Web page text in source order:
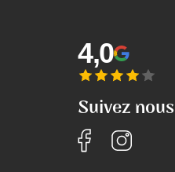
4,0
Suivez nous